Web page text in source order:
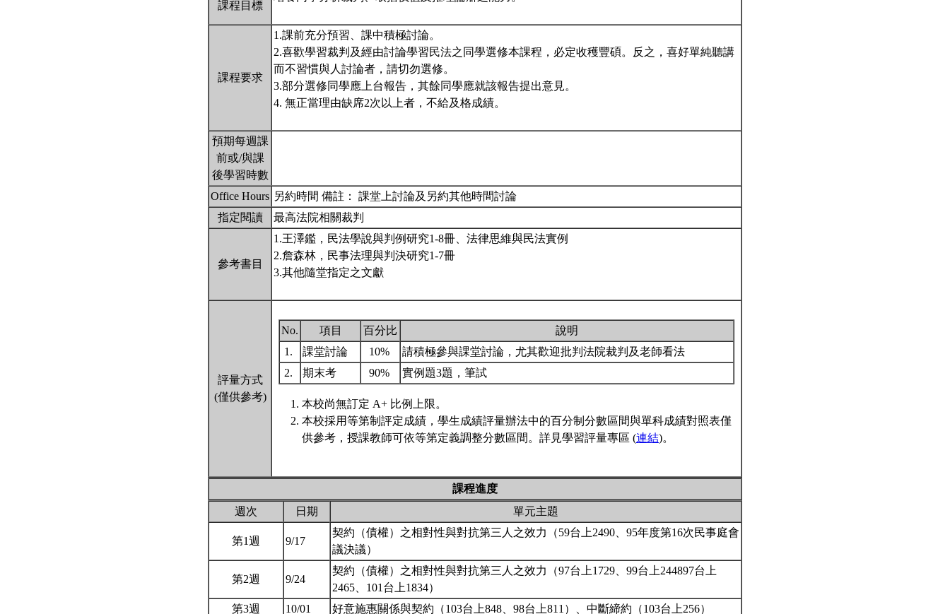
課程目標
課程要求
1.課前充分預習、課中積極討論。
2.喜歡學習裁判及經由討論學習民法之同學選修本課程，必定收穫豐碩。反之，喜好單純聽講
而不習慣與人討論者，請切勿選修。
3.部分選修同學應上台報告，其餘同學應就該報告提出意見。
4. 無正當理由缺席2次以上者，不給及格成績。
預期每週課
前或/與課
後學習時數
Office Hours 另約時間 備註： 課堂上討論及另約其他時間討論
指定閱讀
最高法院相關裁判
參考書目
1.王澤鑑，民法學說與判例研究1-8冊、法律思維與民法實例
2.詹森林，民事法理與判決研究1-7冊
3.其他隨堂指定之文獻
評量方式
(僅供參考)
No. 項目 百分比
說明
1.
課堂討論 10%
請積極參與課堂討論，尤其歡迎批判法院裁判及老師看法
2.
期末考 90% 實例題3題，筆試
本校尚無訂定 A+ 比例上限。
本校採用等第制評定成績，學生成績評量辦法中的百分制分數區間與單科成績對照表僅
供參考，授課教師可依等第定義調整分數區間。詳見學習評量專區 (連結)。
課程進度
週次
日期 單元主題
第1週 9/17
契約（債權）之相對性與對抗第三人之效力（59台上2490、95年度第16次民事庭會
議決議）
第2週 9/24
契約（債權）之相對性與對抗第三人之效力（97台上1729、99台上244897台上
2465、101台上1834）
第3週
10/01 好意施惠關係與契約（103台上848、98台上811）、中斷締約（103台上256）